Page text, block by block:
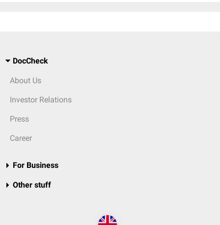
DocCheck
About Us
Investor Relations
Press
Career
For Business
Other stuff